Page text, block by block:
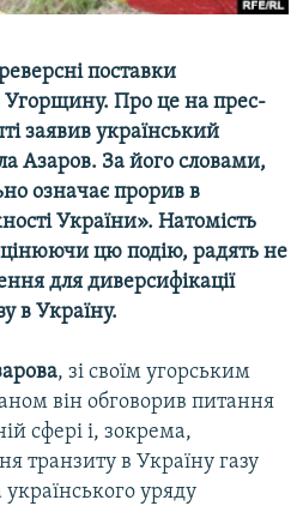
поставки
Угорщину. Про це на прес-
заявив український
Азаров. За його словами,
означає прорив в
України». Натомість
цю подію, радять не
для диверсифікації
в Україну.
, зі своїм угорським
він обговорив питання
сфері і, зокрема,
транзиту в Україну газу
уряду